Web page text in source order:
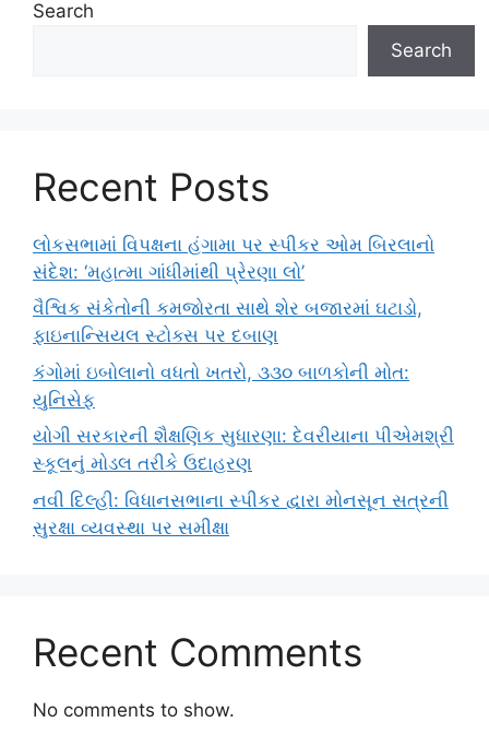
Search
Search
Recent Posts
લોકસભામાં વિપક્ષના હંગામા પર સ્પીકર ઓમ બિરલાનો
સંદેશ: ‘મહાત્મા ગાંધીમાંથી પ્રેરણા લો’
વૈશ્વિક સંકેતોની કમજોરતા સાથે શેર બજારમાં ઘટાડો,
ફાઇનાન્સિયલ સ્ટોક્સ પર દબાણ
કંગોમાં ઇબોલાનો વધતો ખતરો, ૩૩૦ બાળકોની મોત:
યુનિસેફ
યોગી સરકારની શૈક્ષણિક સુધારણા: દેવરીયાના પીએમશ્રી
સ્કૂલનું મોડલ તરીકે ઉદાહરણ
નવી દિલ્હી: વિધાનસભાના સ્પીકર દ્વારા મોનસૂન સત્રની
સુરક્ષા વ્યવસ્થા પર સમીક્ષા
Recent Comments
No comments to show.